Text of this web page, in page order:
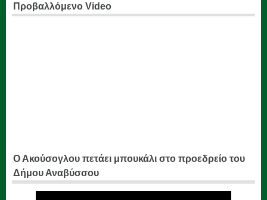
Προβαλλόμενο Video
Ο Ακούσογλου πετάει μπουκάλι στο προεδρείο του
Δήμου Αναβύσσου